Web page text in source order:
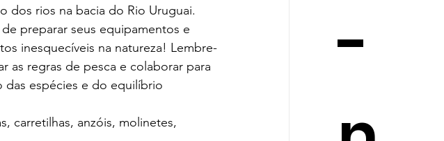
-
dos rios na bacia do Rio Uruguai.
preparar seus equipamentos e
inesquecíveis na natureza! Lembre-
as regras de pesca e colaborar para
das espécies e do equilíbrio
carretilhas, anzóis, molinetes,